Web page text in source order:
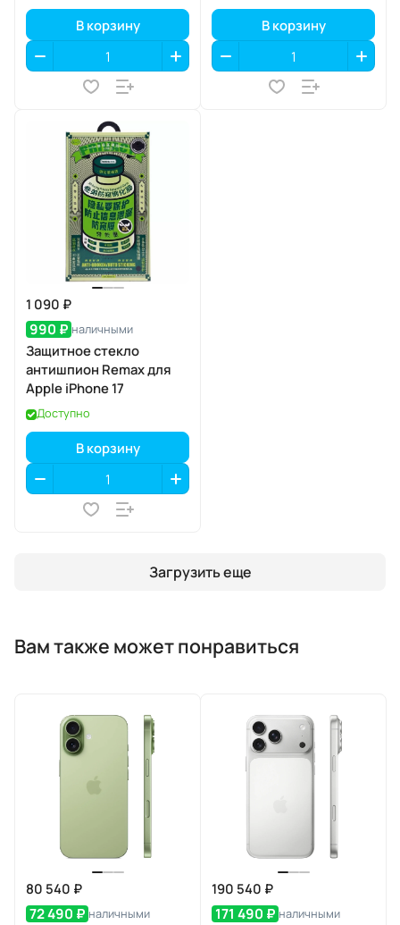
В корзину В корзину
1 090 ₽
990 ₽ наличными
Защитное стекло
антишпион Remax для
Apple iPhone 17
Доступно
В корзину
Загрузить еще
Вам также может понравиться
80 540 ₽
72 490 ₽ наличными
190 540 ₽
171 490 ₽ наличными